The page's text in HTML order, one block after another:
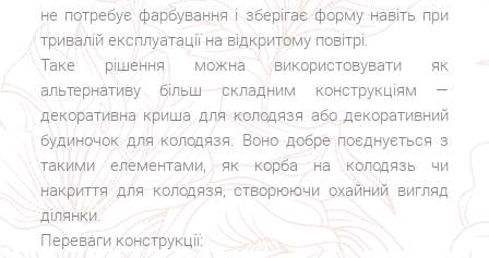
не потребує фарбування і зберігає форму навіть при
тривалій експлуатації на відкритому повітрі.
Таке рішення можна використовувати як
альтернативу більш складним конструкціям —
декоративна криша для колодязя або декоративний
будиночок для колодязя. Воно добре поєднується з
такими елементами, як корба на колодязь чи
накриття для колодязя, створюючи охайний вигляд
ділянки.
Переваги конструкції: